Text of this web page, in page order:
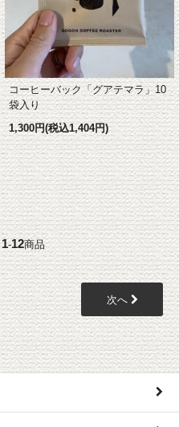
コーヒーバック「グアテマラ」10
袋入り
1,300円(税込1,404円)
1-12商品
次へ